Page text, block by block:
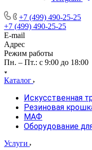
+7 (499) 490-25-25
+7 (499) 490-25-25
E-mail
Адрес
Режим работы
Пн. – Пт.: с 9:00 до 18:00
Каталог
Искусственная
Резиновая
МАФ
Оборудование
Услуги